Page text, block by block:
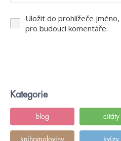
Uložit do prohlížeče
pro budoucí komentáře.
Kategorie
blog citáty
knihomoloviny kvízy